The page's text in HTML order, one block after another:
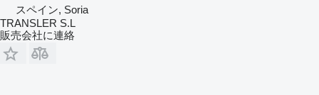
スペイン, Soria
TRANSLER S.L
販売会社に連絡